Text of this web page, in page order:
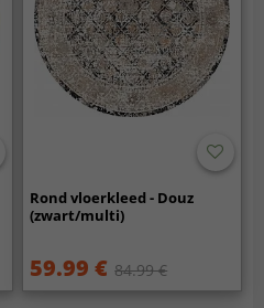
Rond vloerkleed - Douz
(zwart/multi)
59.99 € 84.99 €